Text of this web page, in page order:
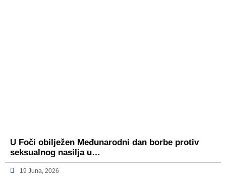
U Foči obilježen Međunarodni dan borbe protiv
seksualnog nasilja u…
19 Juna, 2026